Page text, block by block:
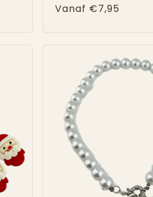
Normale
Vanaf €7,95